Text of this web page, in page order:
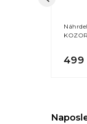
499